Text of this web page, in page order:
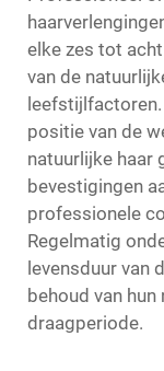
elke zes tot
van de
positie van de
natuurlijke haar
bevestigingen
professionele
Regelmatig
levensduur van
behoud van
draagperiode.